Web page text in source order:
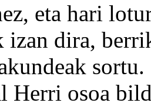
eta hari
izan dira,
Herri osoa